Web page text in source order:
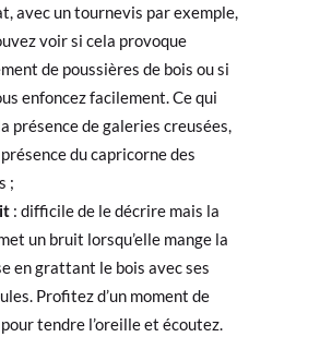
avec un tournevis par exemple,
voir si cela provoque
de poussières de bois ou si
enfoncez facilement. Ce qui
présence de galeries creusées,
du capricorne des
;
: difficile de le décrire mais la
un bruit lorsqu’elle mange la
en grattant le bois avec ses
Profitez d’un moment de
tendre l’oreille et écoutez.